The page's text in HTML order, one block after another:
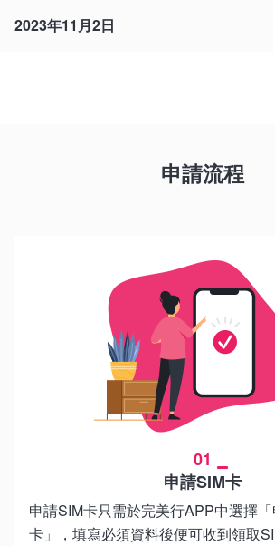
2023年11月2日
申請流程
01
申請SIM卡
申請SIM卡只需於完美行APP中選擇
卡」，填寫必須資料後便可收到領取